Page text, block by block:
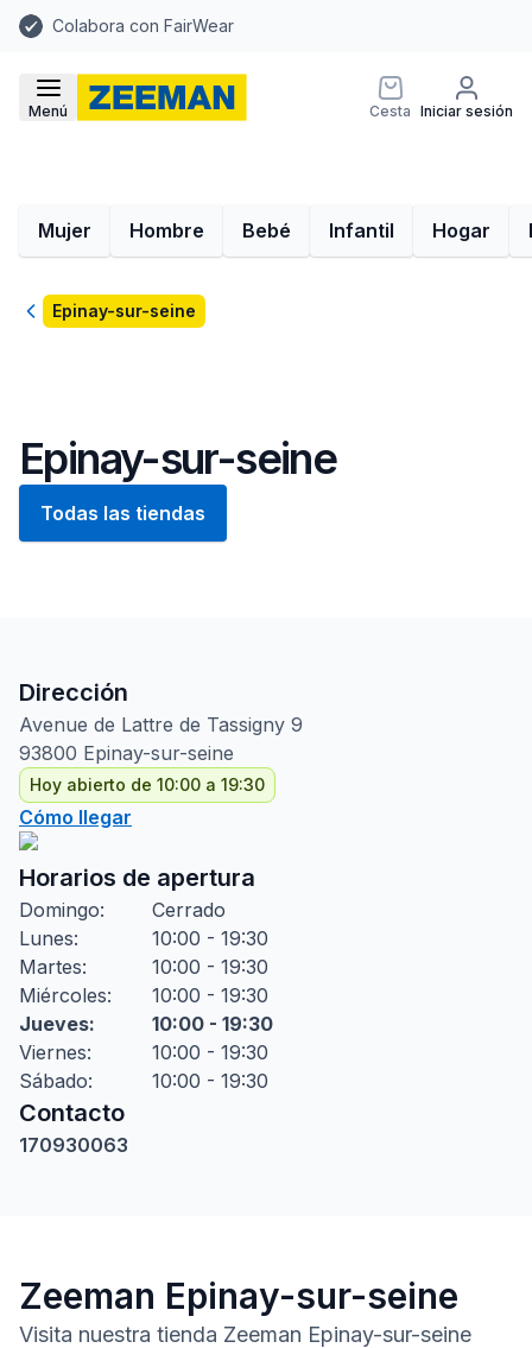
Colabora con FairWear
Menú Cesta Iniciar sesión
Mujer Hombre Bebé Infantil Hogar
VolverEpinay-sur-seine
Epinay-sur-seine
Todas las tiendas
Dirección
Avenue de Lattre de Tassigny 9
93800 Epinay-sur-seine
Hoy abierto de 10:00 a 19:30
Cómo llegar
Horarios de apertura
Domingo:
Cerrado
Lunes:
10:00 - 19:30
Martes:
10:00 - 19:30
Miércoles:
10:00 - 19:30
Jueves:
10:00 - 19:30
Viernes:
10:00 - 19:30
Sábado: 10:00 - 19:30
Contacto
170930063
Zeeman Epinay-sur-seine
Visita nuestra tienda Zeeman Epinay-sur-seine